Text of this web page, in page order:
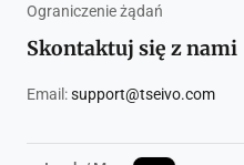
Ograniczenie żądań
Skontaktuj się z nami
Email:support@tseivo.com